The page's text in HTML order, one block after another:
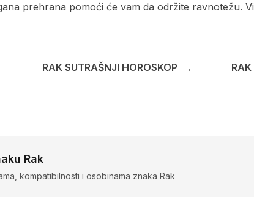
prehrana pomoći će vam da održite ravnotežu.
RAK SUTRAŠNJI HOROSKOP → RAK
Rak
kompatibilnosti i osobinama znaka Rak